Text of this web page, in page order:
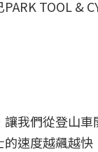
TOOL &
我們從登山
速度越飆越